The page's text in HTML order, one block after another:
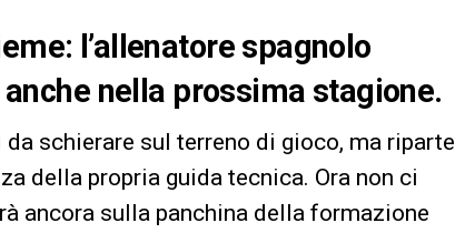
l’allenatore spagnolo
nella prossima stagione.
schierare sul terreno di gioco, ma riparte
della propria guida tecnica. Ora non ci
ancora sulla panchina della formazione